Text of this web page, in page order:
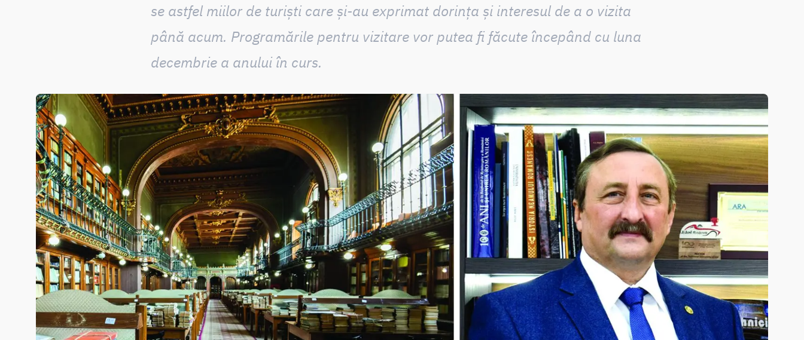
se astfel miilor de turiști care și-au exprimat dorința și interesul de a o vizita
până acum. Programările pentru vizitare vor putea fi făcute începând cu luna
decembrie a anului în curs.